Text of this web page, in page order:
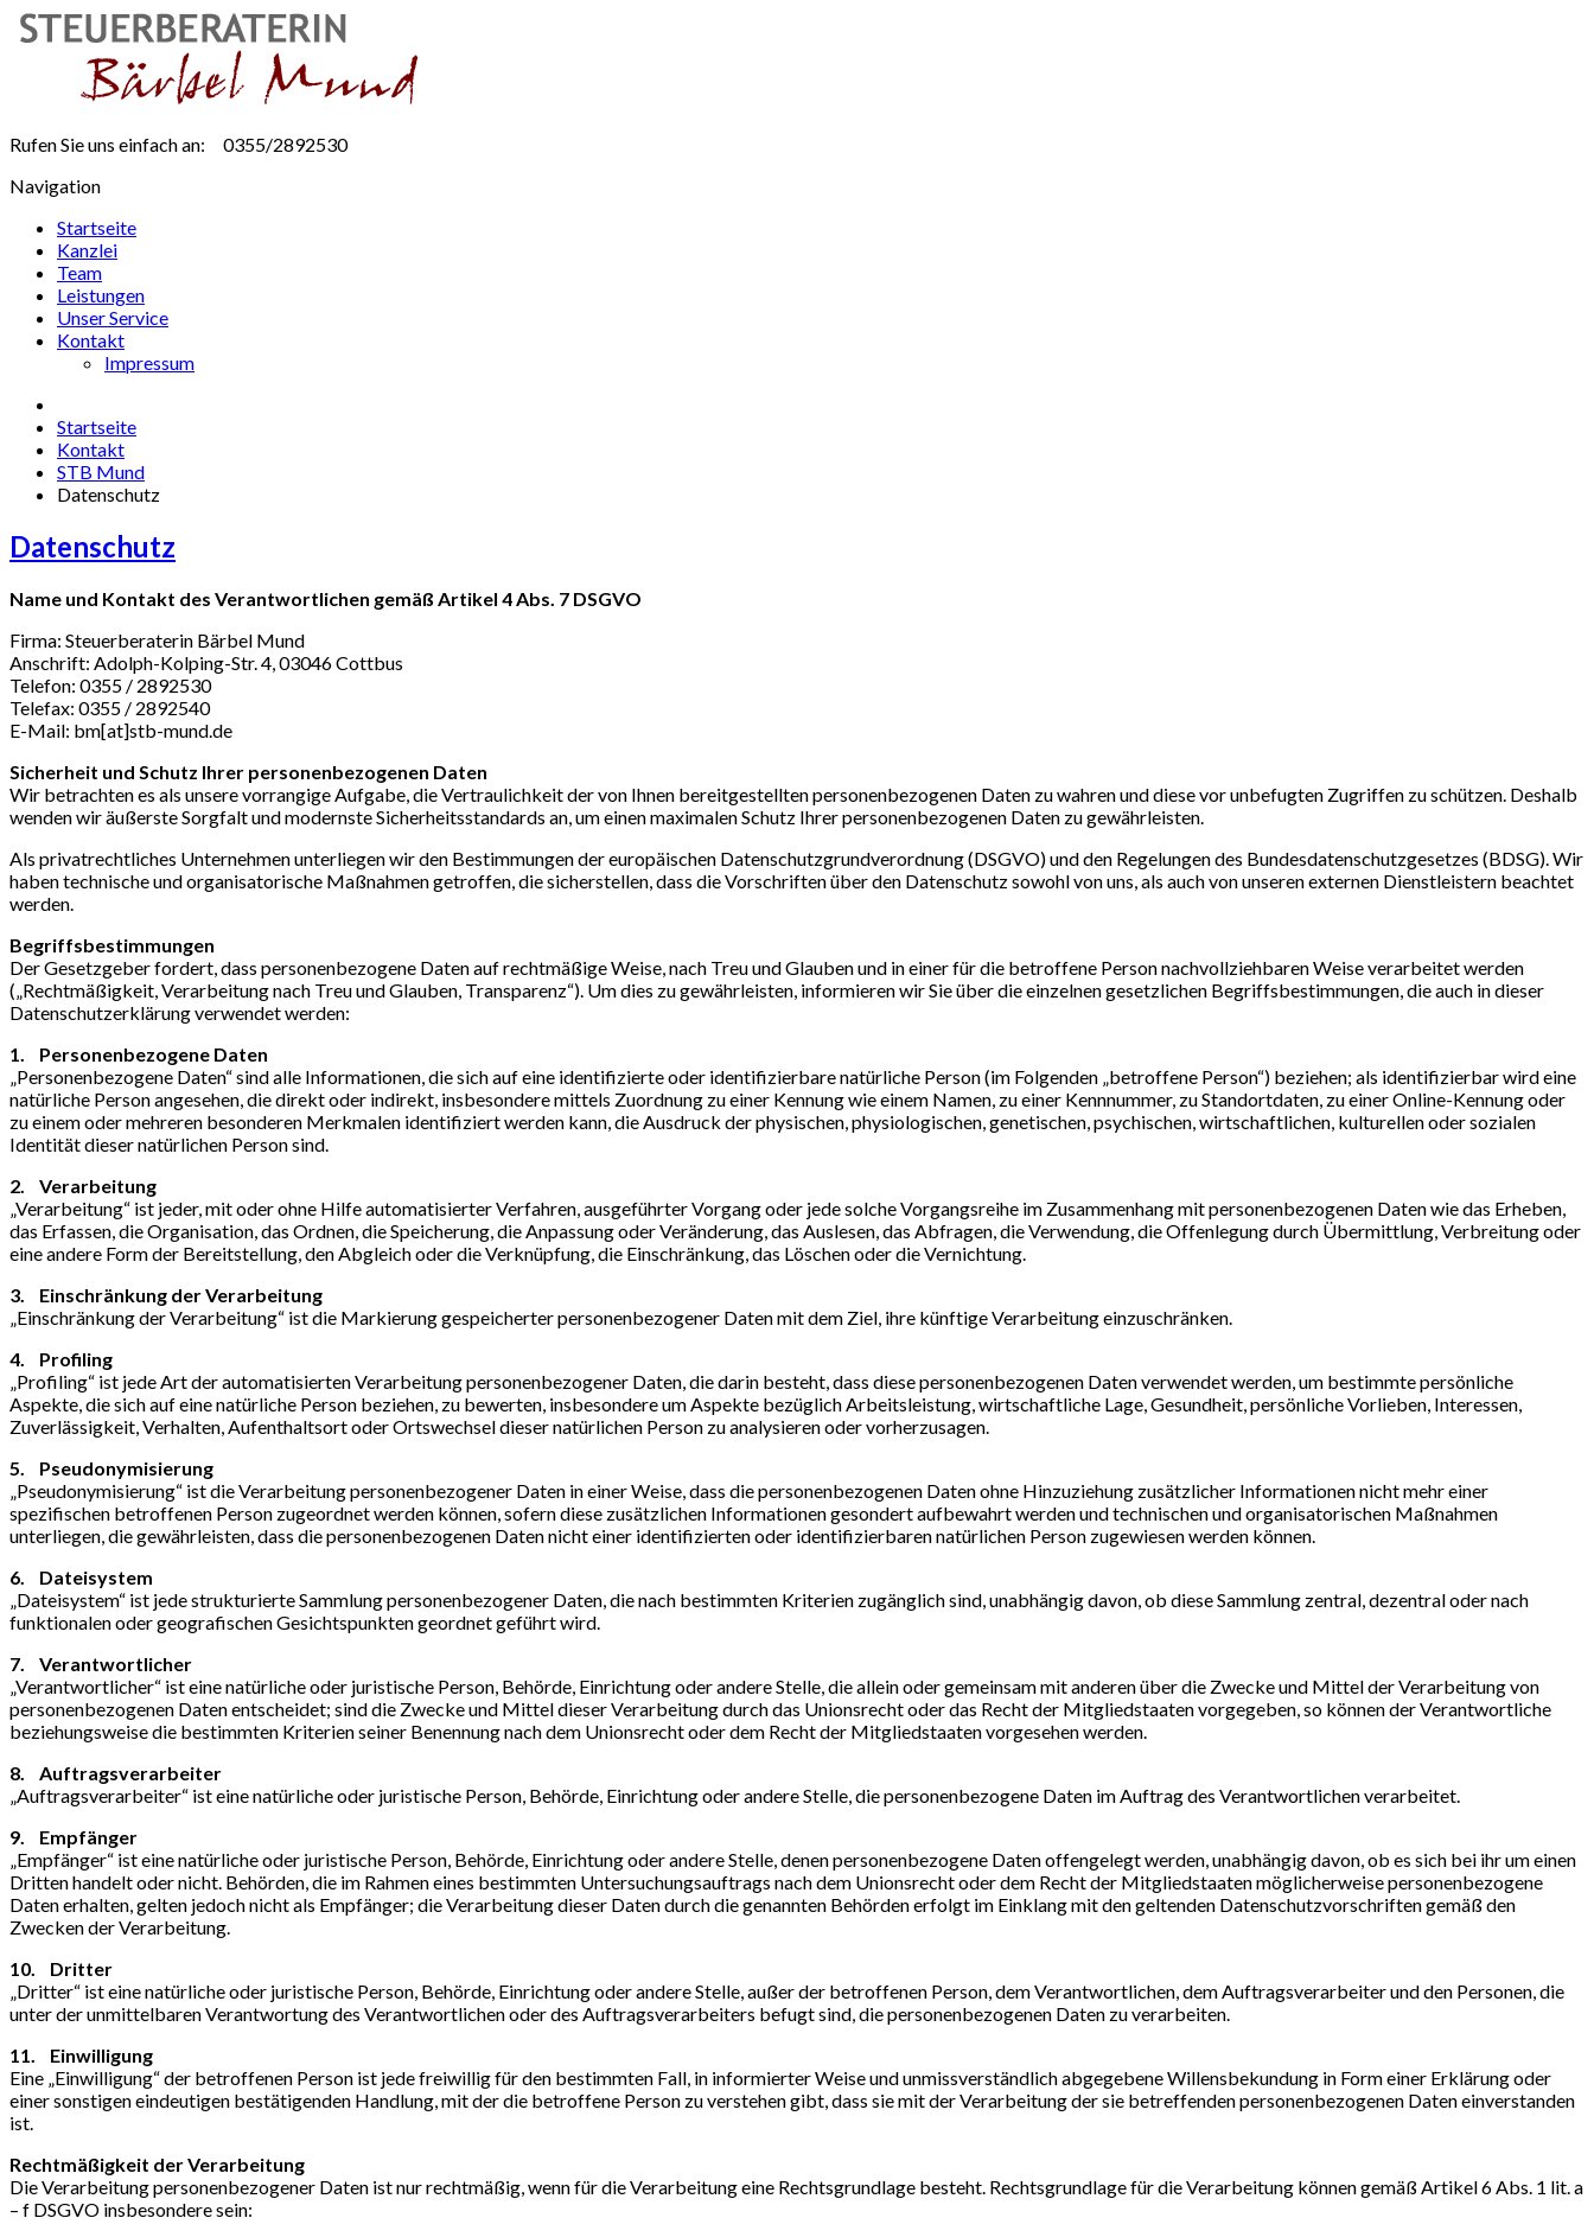
Rufen Sie uns einfach an:
0355/2892530
Navigation
Startseite
Kanzlei
Team
Leistungen
Unser Service
Kontakt
Impressum
Startseite
Kontakt
STB Mund
Datenschutz
Datenschutz
Name und Kontakt des Verantwortlichen gemäß Artikel 4 Abs. 7 DSGVO
Firma: Steuerberaterin Bärbel Mund
Anschrift: Adolph-Kolping-Str. 4, 03046 Cottbus
Telefon: 0355 / 2892530
Telefax: 0355 / 2892540
E-Mail: bm[at]stb-mund.de
Sicherheit und Schutz Ihrer personenbezogenen Daten
Wir betrachten es als unsere vorrangige Aufgabe, die Vertraulichkeit der von Ihnen bereitgestellten personenbezogenen Daten zu wahren und diese vor unbefugten Zugriffen zu schützen. Deshalb
wenden wir äußerste Sorgfalt und modernste Sicherheitsstandards an, um einen maximalen Schutz Ihrer personenbezogenen Daten zu gewährleisten.
Als privatrechtliches Unternehmen unterliegen wir den Bestimmungen der europäischen Datenschutzgrundverordnung (DSGVO) und den Regelungen des Bundesdatenschutzgesetzes (BDSG). Wir
haben technische und organisatorische Maßnahmen getroffen, die sicherstellen, dass die Vorschriften über den Datenschutz sowohl von uns, als auch von unseren externen Dienstleistern beachtet
werden.
Begriffsbestimmungen
Der Gesetzgeber fordert, dass personenbezogene Daten auf rechtmäßige Weise, nach Treu und Glauben und in einer für die betroffene Person nachvollziehbaren Weise verarbeitet werden
(„Rechtmäßigkeit, Verarbeitung nach Treu und Glauben, Transparenz“). Um dies zu gewährleisten, informieren wir Sie über die einzelnen gesetzlichen Begriffsbestimmungen, die auch in dieser
Datenschutzerklärung verwendet werden:
1. Personenbezogene Daten
„Personenbezogene Daten“ sind alle Informationen, die sich auf eine identifizierte oder identifizierbare natürliche Person (im Folgenden „betroffene Person“) beziehen; als identifizierbar wird eine
natürliche Person angesehen, die direkt oder indirekt, insbesondere mittels Zuordnung zu einer Kennung wie einem Namen, zu einer Kennnummer, zu Standortdaten, zu einer Online-Kennung oder
zu einem oder mehreren besonderen Merkmalen identifiziert werden kann, die Ausdruck der physischen, physiologischen, genetischen, psychischen, wirtschaftlichen, kulturellen oder sozialen
Identität dieser natürlichen Person sind.
2. Verarbeitung
„Verarbeitung“ ist jeder, mit oder ohne Hilfe automatisierter Verfahren, ausgeführter Vorgang oder jede solche Vorgangsreihe im Zusammenhang mit personenbezogenen Daten wie das Erheben,
das Erfassen, die Organisation, das Ordnen, die Speicherung, die Anpassung oder Veränderung, das Auslesen, das Abfragen, die Verwendung, die Offenlegung durch Übermittlung, Verbreitung oder
eine andere Form der Bereitstellung, den Abgleich oder die Verknüpfung, die Einschränkung, das Löschen oder die Vernichtung.
3. Einschränkung der Verarbeitung
„Einschränkung der Verarbeitung“ ist die Markierung gespeicherter personenbezogener Daten mit dem Ziel, ihre künftige Verarbeitung einzuschränken.
4. Profiling
„Profiling“ ist jede Art der automatisierten Verarbeitung personenbezogener Daten, die darin besteht, dass diese personenbezogenen Daten verwendet werden, um bestimmte persönliche
Aspekte, die sich auf eine natürliche Person beziehen, zu bewerten, insbesondere um Aspekte bezüglich Arbeitsleistung, wirtschaftliche Lage, Gesundheit, persönliche Vorlieben, Interessen,
Zuverlässigkeit, Verhalten, Aufenthaltsort oder Ortswechsel dieser natürlichen Person zu analysieren oder vorherzusagen.
5. Pseudonymisierung
„Pseudonymisierung“ ist die Verarbeitung personenbezogener Daten in einer Weise, dass die personenbezogenen Daten ohne Hinzuziehung zusätzlicher Informationen nicht mehr einer
spezifischen betroffenen Person zugeordnet werden können, sofern diese zusätzlichen Informationen gesondert aufbewahrt werden und technischen und organisatorischen Maßnahmen
unterliegen, die gewährleisten, dass die personenbezogenen Daten nicht einer identifizierten oder identifizierbaren natürlichen Person zugewiesen werden können.
6. Dateisystem
„Dateisystem“ ist jede strukturierte Sammlung personenbezogener Daten, die nach bestimmten Kriterien zugänglich sind, unabhängig davon, ob diese Sammlung zentral, dezentral oder nach
funktionalen oder geografischen Gesichtspunkten geordnet geführt wird.
7. Verantwortlicher
„Verantwortlicher“ ist eine natürliche oder juristische Person, Behörde, Einrichtung oder andere Stelle, die allein oder gemeinsam mit anderen über die Zwecke und Mittel der Verarbeitung von
personenbezogenen Daten entscheidet; sind die Zwecke und Mittel dieser Verarbeitung durch das Unionsrecht oder das Recht der Mitgliedstaaten vorgegeben, so können der Verantwortliche
beziehungsweise die bestimmten Kriterien seiner Benennung nach dem Unionsrecht oder dem Recht der Mitgliedstaaten vorgesehen werden.
8. Auftragsverarbeiter
„Auftragsverarbeiter“ ist eine natürliche oder juristische Person, Behörde, Einrichtung oder andere Stelle, die personenbezogene Daten im Auftrag des Verantwortlichen verarbeitet.
9. Empfänger
„Empfänger“ ist eine natürliche oder juristische Person, Behörde, Einrichtung oder andere Stelle, denen personenbezogene Daten offengelegt werden, unabhängig davon, ob es sich bei ihr um einen
Dritten handelt oder nicht. Behörden, die im Rahmen eines bestimmten Untersuchungsauftrags nach dem Unionsrecht oder dem Recht der Mitgliedstaaten möglicherweise personenbezogene
Daten erhalten, gelten jedoch nicht als Empfänger; die Verarbeitung dieser Daten durch die genannten Behörden erfolgt im Einklang mit den geltenden Datenschutzvorschriften gemäß den
Zwecken der Verarbeitung.
10. Dritter
„Dritter“ ist eine natürliche oder juristische Person, Behörde, Einrichtung oder andere Stelle, außer der betroffenen Person, dem Verantwortlichen, dem Auftragsverarbeiter und den Personen, die
unter der unmittelbaren Verantwortung des Verantwortlichen oder des Auftragsverarbeiters befugt sind, die personenbezogenen Daten zu verarbeiten.
11. Einwilligung
Eine „Einwilligung“ der betroffenen Person ist jede freiwillig für den bestimmten Fall, in informierter Weise und unmissverständlich abgegebene Willensbekundung in Form einer Erklärung oder
einer sonstigen eindeutigen bestätigenden Handlung, mit der die betroffene Person zu verstehen gibt, dass sie mit der Verarbeitung der sie betreffenden personenbezogenen Daten einverstanden
ist.
Rechtmäßigkeit der Verarbeitung
Die Verarbeitung personenbezogener Daten ist nur rechtmäßig, wenn für die Verarbeitung eine Rechtsgrundlage besteht. Rechtsgrundlage für die Verarbeitung können gemäß Artikel 6 Abs. 1 lit. a
– f DSGVO insbesondere sein: